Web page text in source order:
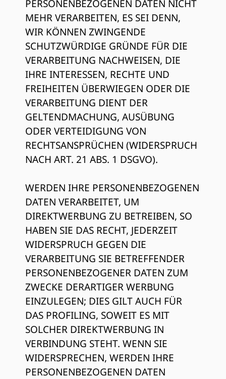
PERSONENBEZOGENEN DATEN NICHT
MEHR VERARBEITEN, ES SEI DENN,
WIR KÖNNEN ZWINGENDE
SCHUTZWÜRDIGE GRÜNDE FÜR DIE
VERARBEITUNG NACHWEISEN, DIE
IHRE INTERESSEN, RECHTE UND
FREIHEITEN ÜBERWIEGEN ODER DIE
VERARBEITUNG DIENT DER
GELTENDMACHUNG, AUSÜBUNG
ODER VERTEIDIGUNG VON
RECHTSANSPRÜCHEN (WIDERSPRUCH
NACH ART. 21 ABS. 1 DSGVO).
WERDEN IHRE PERSONENBEZOGENEN
DATEN VERARBEITET, UM
DIREKTWERBUNG ZU BETREIBEN, SO
HABEN SIE DAS RECHT, JEDERZEIT
WIDERSPRUCH GEGEN DIE
VERARBEITUNG SIE BETREFFENDER
PERSONENBEZOGENER DATEN ZUM
ZWECKE DERARTIGER WERBUNG
EINZULEGEN; DIES GILT AUCH FÜR
DAS PROFILING, SOWEIT ES MIT
SOLCHER DIREKTWERBUNG IN
VERBINDUNG STEHT. WENN SIE
WIDERSPRECHEN, WERDEN IHRE
PERSONENBEZOGENEN DATEN